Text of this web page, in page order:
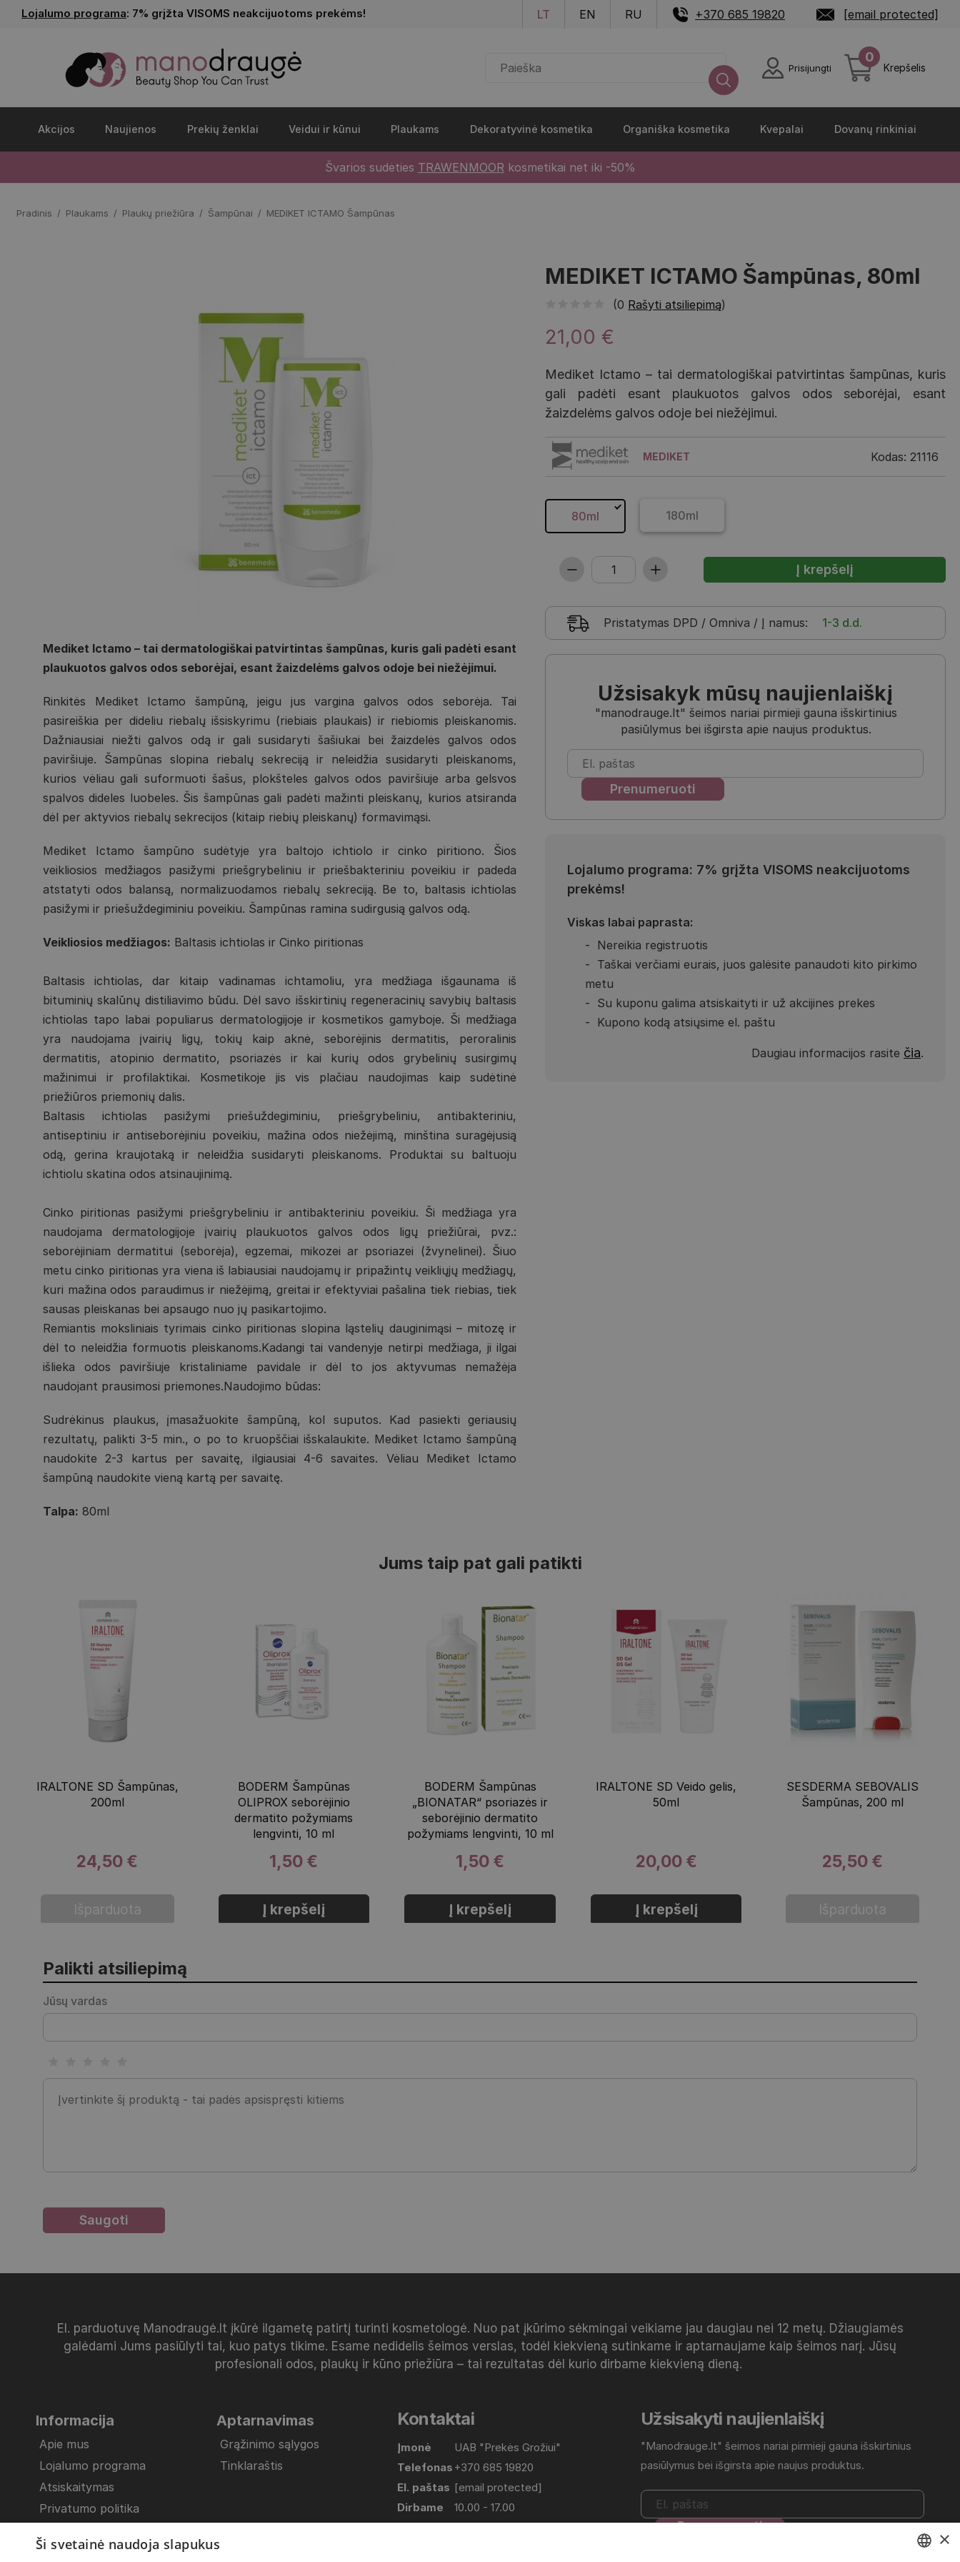
Pereiti į pagrindinį turinį
Lojalumo programa: 7% grįžta VISOMS neakcijuotoms prekėms! LT EN RU +370 685 19820 [email protected]
Prisijungti
0
Krepšelis
Akcijos Naujienos Prekių ženklai Veidui ir kūnui Plaukams Dekoratyvinė kosmetika Organiška kosmetika Kvepalai Dovanų rinkiniai
Švarios sudėties TRAWENMOOR kosmetikai net iki -50%
Pradinis Plaukams Plaukų priežiūra Šampūnai MEDIKET ICTAMO Šampūnas
MEDIKET ICTAMO Šampūnas, 80ml
(0 Rašyti atsiliepimą)
21,00 €
Mediket Ictamo – tai dermatologiškai patvirtintas šampūnas, kuris
gali padėti esant plaukuotos galvos odos seborėjai, esant
žaizdelėms galvos odoje bei niežėjimui.
MEDIKET Kodas: 21116
80ml 180ml
Pristatymas DPD / Omniva / Į namus: 1-3 d.d.
Užsisakyk mūsų naujienlaiškį
"manodrauge.lt" šeimos nariai pirmieji gauna išskirtinius
pasiūlymus bei išgirsta apie naujus produktus.
Lojalumo programa: 7% grįžta VISOMS neakcijuotoms
prekėms!
Viskas labai paprasta:
Nereikia registruotis
Taškai verčiami eurais, juos galėsite panaudoti kito pirkimo
metu
Su kuponu galima atsiskaityti ir už akcijines prekes
Kupono kodą atsiųsime el. paštu
Daugiau informacijos rasite čia.
Mediket Ictamo – tai dermatologiškai patvirtintas šampūnas, kuris gali padėti esant
plaukuotos galvos odos seborėjai, esant žaizdelėms galvos odoje bei niežėjimui.
Rinkitės Mediket Ictamo šampūną, jeigu jus vargina galvos odos seborėja. Tai
pasireiškia per dideliu riebalų išsiskyrimu (riebiais plaukais) ir riebiomis pleiskanomis.
Dažniausiai niežti galvos odą ir gali susidaryti šašiukai bei žaizdelės galvos odos
paviršiuje. Šampūnas slopina riebalų sekreciją ir neleidžia susidaryti pleiskanoms,
kurios vėliau gali suformuoti šašus, plokšteles galvos odos paviršiuje arba gelsvos
spalvos dideles luobeles. Šis šampūnas gali padėti mažinti pleiskanų, kurios atsiranda
dėl per aktyvios riebalų sekrecijos (kitaip riebių pleiskanų) formavimąsi.
Mediket Ictamo šampūno sudėtyje yra baltojo ichtiolo ir cinko piritiono. Šios
veikliosios medžiagos pasižymi priešgrybeliniu ir priešbakteriniu poveikiu ir padeda
atstatyti odos balansą, normalizuodamos riebalų sekreciją. Be to, baltasis ichtiolas
pasižymi ir priešuždegiminiu poveikiu. Šampūnas ramina sudirgusią galvos odą.
Veikliosios medžiagos: Baltasis ichtiolas ir Cinko piritionas
Baltasis ichtiolas, dar kitaip vadinamas ichtamoliu, yra medžiaga išgaunama iš
bituminių skalūnų distiliavimo būdu. Dėl savo išskirtinių regeneracinių savybių baltasis
ichtiolas tapo labai populiarus dermatologijoje ir kosmetikos gamyboje. Ši medžiaga
yra naudojama įvairių ligų, tokių kaip aknė, seborėjinis dermatitis, peroralinis
dermatitis, atopinio dermatito, psoriazės ir kai kurių odos grybelinių susirgimų
mažinimui ir profilaktikai. Kosmetikoje jis vis plačiau naudojimas kaip sudėtinė
priežiūros priemonių dalis.
Baltasis ichtiolas pasižymi priešuždegiminiu, priešgrybeliniu, antibakteriniu,
antiseptiniu ir antiseborėjiniu poveikiu, mažina odos niežėjimą, minština suragėjusią
odą, gerina kraujotaką ir neleidžia susidaryti pleiskanoms. Produktai su baltuoju
ichtiolu skatina odos atsinaujinimą.
Cinko piritionas pasižymi priešgrybeliniu ir antibakteriniu poveikiu. Ši medžiaga yra
naudojama dermatologijoje įvairių plaukuotos galvos odos ligų priežiūrai, pvz.:
seborėjiniam dermatitui (seborėja), egzemai, mikozei ar psoriazei (žvynelinei). Šiuo
metu cinko piritionas yra viena iš labiausiai naudojamų ir pripažintų veikliųjų medžiagų,
kuri mažina odos paraudimus ir niežėjimą, greitai ir efektyviai pašalina tiek riebias, tiek
sausas pleiskanas bei apsaugo nuo jų pasikartojimo.
Remiantis moksliniais tyrimais cinko piritionas slopina ląstelių dauginimąsi – mitozę ir
dėl to neleidžia formuotis pleiskanoms.Kadangi tai vandenyje netirpi medžiaga, ji ilgai
išlieka odos paviršiuje kristaliniame pavidale ir dėl to jos aktyvumas nemažėja
naudojant prausimosi priemones.Naudojimo būdas:
Sudrėkinus plaukus, įmasažuokite šampūną, kol suputos. Kad pasiekti geriausių
rezultatų, palikti 3-5 min., o po to kruopščiai išskalaukite. Mediket Ictamo šampūną
naudokite 2-3 kartus per savaitę, ilgiausiai 4-6 savaites. Vėliau Mediket Ictamo
šampūną naudokite vieną kartą per savaitę.
Talpa: 80ml
Jums taip pat gali patikti
IRALTONE SD Šampūnas,
200ml
24,50 €
Išparduota
BODERM Šampūnas
OLIPROX seborėjinio
dermatito požymiams
lengvinti, 10 ml
1,50 €
Į krepšelį
BODERM Šampūnas
„BIONATAR“ psoriazės ir
seborėjinio dermatito
požymiams lengvinti, 10 ml
1,50 €
Į krepšelį
IRALTONE SD Veido gelis,
50ml
20,00 €
Į krepšelį
SESDERMA SEBOVALIS
Šampūnas, 200 ml
25,50 €
Išparduota
Palikti atsiliepimą
Jūsų vardas
El. parduotuvę Manodraugė.lt įkūrė ilgametę patirtį turinti kosmetologė. Nuo pat įkūrimo sėkmingai veikiame jau daugiau nei 12 metų. Džiaugiamės
galėdami Jums pasiūlyti tai, kuo patys tikime. Esame nedidelis šeimos verslas, todėl kiekvieną sutinkame ir aptarnaujame kaip šeimos narį. Jūsų
profesionali odos, plaukų ir kūno priežiūra – tai rezultatas dėl kurio dirbame kiekvieną dieną.
Užsisakyti naujienlaiškį
"Manodrauge.lt" šeimos nariai pirmieji gauna išskirtinius
pasiūlymus bei išgirsta apie naujus produktus.
Kontaktai
Įmonė
UAB "Prekės Grožiui"
Telefonas +370 685 19820
El. paštas [email protected]
Dirbame
10.00 - 17.00
(Pirmadienis-Penktadienis)
Informacija
Apie mus
Lojalumo programa
Atsiskaitymas
Privatumo politika
Bendrosios nuostatos
Aptarnavimas
Grąžinimo sąlygos
Tinklaraštis
×
Ši svetainė naudoja slapukus